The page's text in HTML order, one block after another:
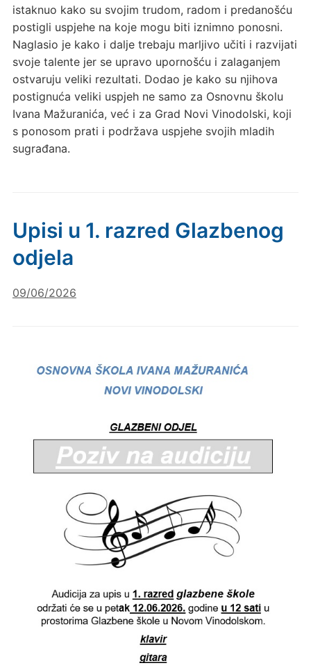
istaknuo kako su svojim trudom, radom i predanošću
postigli uspjehe na koje mogu biti iznimno ponosni.
Naglasio je kako i dalje trebaju marljivo učiti i razvijati
svoje talente jer se upravo upornošću i zalaganjem
ostvaruju veliki rezultati. Dodao je kako su njihova
postignuća veliki uspjeh ne samo za Osnovnu školu
Ivana Mažuranića, već i za Grad Novi Vinodolski, koji
s ponosom prati i podržava uspjehe svojih mladih
sugrađana.
Upisi u 1. razred Glazbenog
odjela
09/06/2026